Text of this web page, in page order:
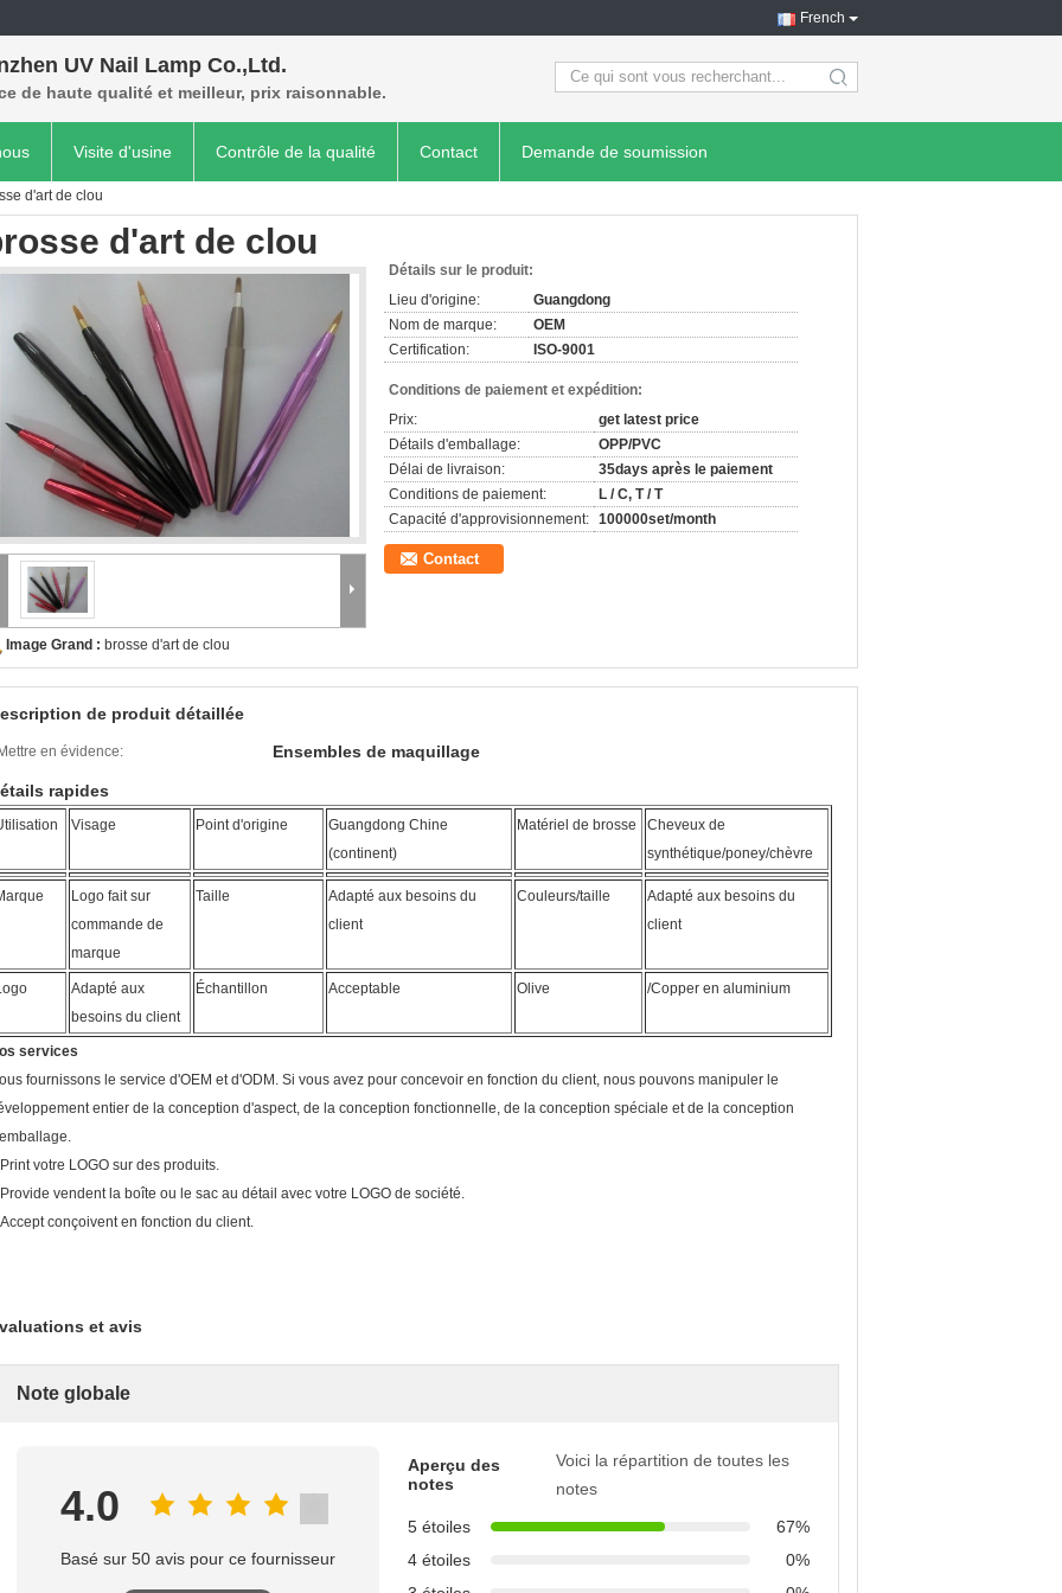
French
UV Nail Lamp Co.,Ltd.
de haute qualité et meilleur, prix raisonnable. search
Visite d'usine Contrôle de la qualité Contact Demande de soumission
d'art de clou
d'art de clou
Image Grand : brosse d'art de clou
Détails sur le produit:
Lieu d'origine:
Guangdong
Nom de marque:
OEM
Certification:
ISO-9001
Conditions de paiement et expédition:
Prix:
get latest price
Détails d'emballage:
OPP/PVC
Délai de livraison:
35days après le paiement
Conditions de paiement:
L / C, T / T
Capacité d'approvisionnement: 100000set/month
Contact
de produit détaillée
en évidence: Ensembles de maquillage
rapides
Visage Point d'origine
Guangdong Chine
(continent)
Matériel de brosse
Cheveux de
synthétique/poney/chèvre
Logo fait sur
commande de
marque
Taille
Adapté aux besoins du
client
Couleurs/taille
Adapté aux besoins du
client
Adapté aux
besoins du client
Échantillon Acceptable Olive /Copper en aluminium
services
fournissons le service d'OEM et d'ODM. Si vous avez pour concevoir en fonction du client, nous pouvons manipuler le
entier de la conception d'aspect, de la conception fonctionnelle, de la conception spéciale et de la conception
votre LOGO sur des produits.
vendent la boîte ou le sac au détail avec votre LOGO de société.
conçoivent en fonction du client.
et avis
Note globale
4.0
Basé sur 50 avis pour ce fournisseur
Aperçu des
notes
Voici la répartition de toutes les
notes
5 étoiles
67%
4 étoiles
0%